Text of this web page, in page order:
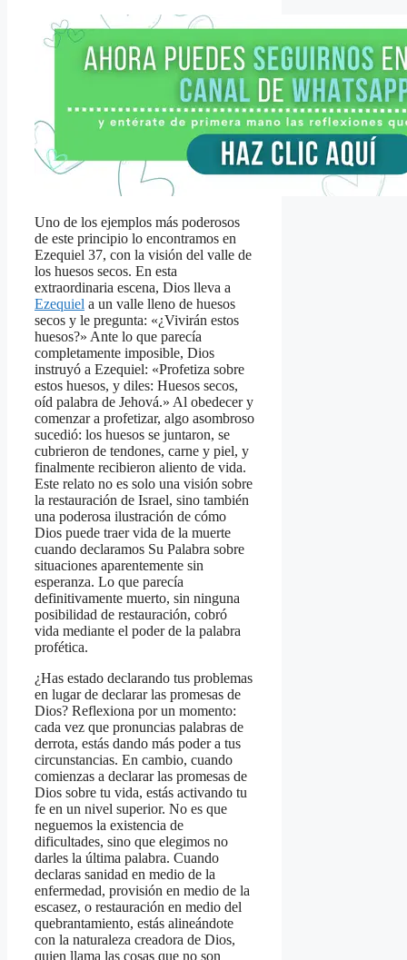
Uno de los ejemplos más poderosos
de este principio lo encontramos en
Ezequiel 37, con la visión del valle de
los huesos secos. En esta
extraordinaria escena, Dios lleva a
Ezequiel a un valle lleno de huesos
secos y le pregunta: «¿Vivirán estos
huesos?» Ante lo que parecía
completamente imposible, Dios
instruyó a Ezequiel: «Profetiza sobre
estos huesos, y diles: Huesos secos,
oíd palabra de Jehová.» Al obedecer y
comenzar a profetizar, algo asombroso
sucedió: los huesos se juntaron, se
cubrieron de tendones, carne y piel, y
finalmente recibieron aliento de vida.
Este relato no es solo una visión sobre
la restauración de Israel, sino también
una poderosa ilustración de cómo
Dios puede traer vida de la muerte
cuando declaramos Su Palabra sobre
situaciones aparentemente sin
esperanza. Lo que parecía
definitivamente muerto, sin ninguna
posibilidad de restauración, cobró
vida mediante el poder de la palabra
profética.
¿Has estado declarando tus problemas
en lugar de declarar las promesas de
Dios? Reflexiona por un momento:
cada vez que pronuncias palabras de
derrota, estás dando más poder a tus
circunstancias. En cambio, cuando
comienzas a declarar las promesas de
Dios sobre tu vida, estás activando tu
fe en un nivel superior. No es que
neguemos la existencia de
dificultades, sino que elegimos no
darles la última palabra. Cuando
declaras sanidad en medio de la
enfermedad, provisión en medio de la
escasez, o restauración en medio del
quebrantamiento, estás alineándote
con la naturaleza creadora de Dios,
quien llama las cosas que no son